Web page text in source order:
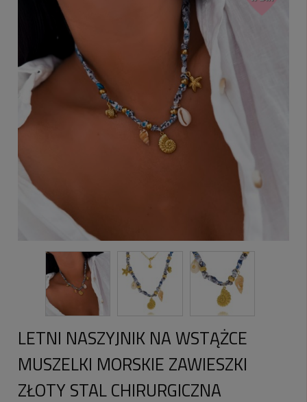
LETNI NASZYJNIK NA WSTĄŻCE
MUSZELKI MORSKIE ZAWIESZKI
ZŁOTY STAL CHIRURGICZNA